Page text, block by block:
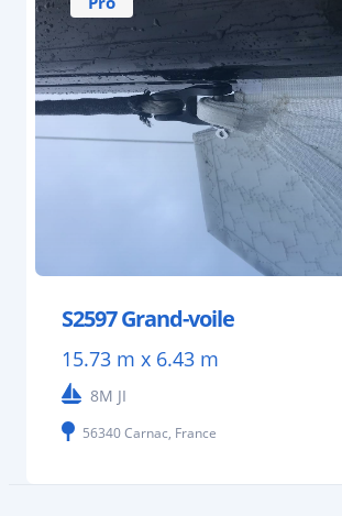
S2597 Grand-voile
15.73 m x 6.43 m
8M JI
56340 Carnac, France